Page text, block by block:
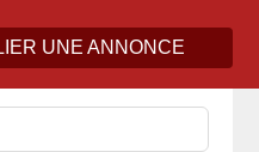
UNE ANNONCE